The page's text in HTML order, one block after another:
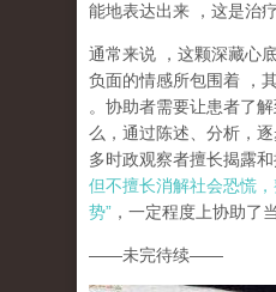
能地表达出来
，这是治
通常来说 ，这颗深藏心
负面的情感所包围着
，
。协助者需要让患者了
么，通过陈述、分析，
多时政观察者擅长揭露
但不擅长消解社会恐慌
势” ，一定程度上协助了
——未完待续——